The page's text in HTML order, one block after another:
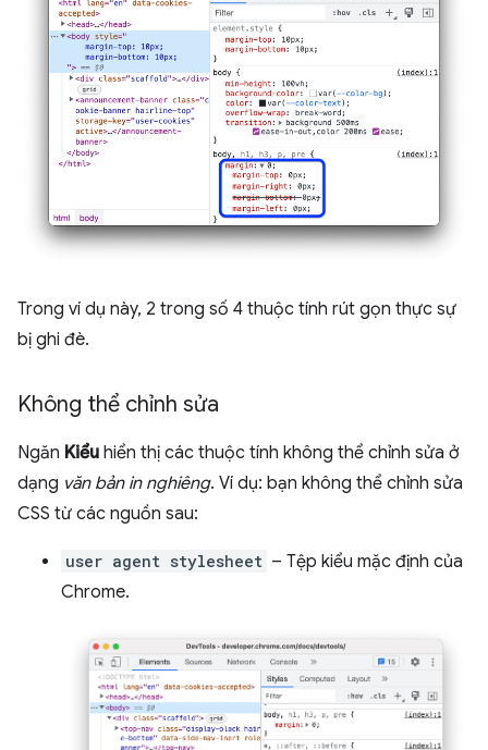
Trong ví dụ này, 2 trong số 4 thuộc tính rút gọn thực sự
bị ghi đè.
Không thể chỉnh sửa
Ngăn Kiểu hiển thị các thuộc tính không thể chỉnh sửa ở
dạng văn bản in nghiêng. Ví dụ: bạn không thể chỉnh sửa
CSS từ các nguồn sau:
user agent stylesheet – Tệp kiểu mặc định của
Chrome.